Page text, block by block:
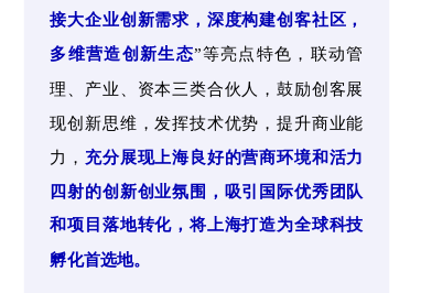
接大企业创新需求，深度构建创客社区，
多维营造创新生态”等亮点特色，联动管
理、产业、资本三类合伙人，鼓励创客展
现创新思维，发挥技术优势，提升商业能
力， 充分展现上海良好的营商环境和活力
四射的创新创业氛围，吸引国际优秀团队
和项目落地转化，将上海打造为全球科技
孵化首选地。